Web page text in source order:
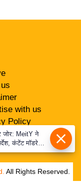
with us
Policy
All Rights Reserved.
जोर: MeitY ने
कंटेंट मॉडरेशन